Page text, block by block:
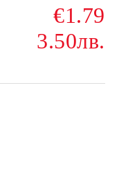
€1.79
3.50лв.